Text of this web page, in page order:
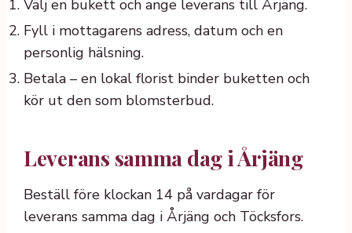
Välj en bukett och ange leverans till Årjäng.
Fyll i mottagarens adress, datum och en
personlig hälsning.
Betala – en lokal florist binder buketten och
kör ut den som blomsterbud.
Leverans samma dag i Årjäng
Beställ före klockan 14 på vardagar för
leverans samma dag i Årjäng och Töcksfors.